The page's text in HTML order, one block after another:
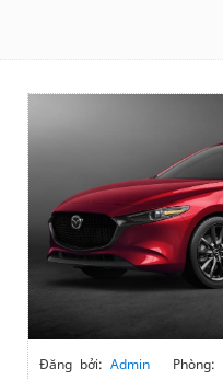
Đăng bởi:Admin Phòng: